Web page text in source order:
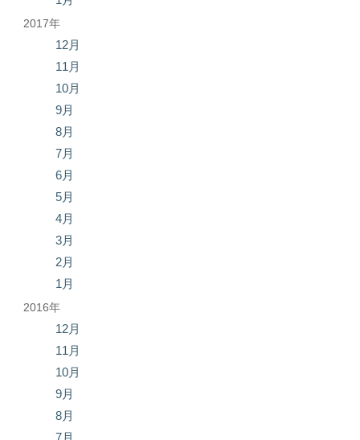
2017年
12月
11月
10月
9月
8月
7月
6月
5月
4月
3月
2月
1月
2016年
12月
11月
10月
9月
8月